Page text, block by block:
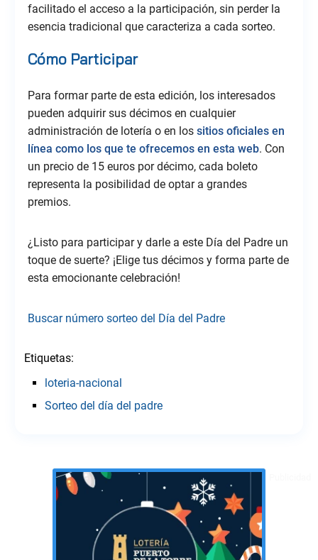
facilitado el acceso a la participación, sin perder la
esencia tradicional que caracteriza a cada sorteo.
Cómo Participar
Para formar parte de esta edición, los interesados
pueden adquirir sus décimos en cualquier
administración de lotería o en los sitios oficiales en
línea como los que te ofrecemos en esta web. Con
un precio de 15 euros por décimo, cada boleto
representa la posibilidad de optar a grandes
premios.
¿Listo para participar y darle a este Día del Padre un
toque de suerte? ¡Elige tus décimos y forma parte de
esta emocionante celebración!
Buscar número sorteo del Día del Padre
Etiquetas:
loteria-nacional
Sorteo del día del padre